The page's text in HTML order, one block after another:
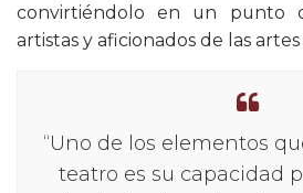
convirtiéndolo en un punto
artistas y aficionados de las artes
“Uno de los elementos
teatro es su capacidad